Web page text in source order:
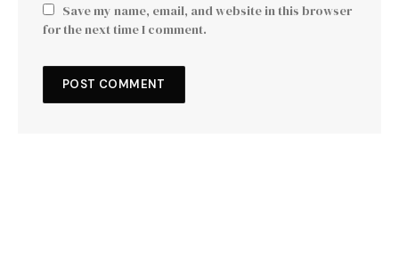
Save my name, email, and website in this browser
for the next time I comment.